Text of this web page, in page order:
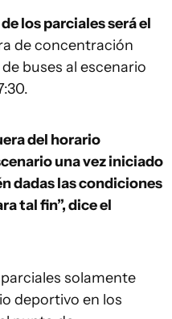
los parciales será el
de concentración
buses al escenario
del horario
una vez iniciado
dadas las condiciones
tal fin”, dice el
solamente
deportivo en los